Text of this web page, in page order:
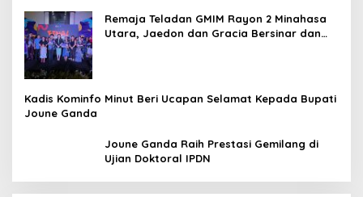
Remaja Teladan GMIM Rayon 2 Minahasa
Utara, Jaedon dan Gracia Bersinar dan
Kadis Kominfo Minut Beri Ucapan Selamat Kepada Bupati
Joune Ganda
Joune Ganda Raih Prestasi Gemilang di
Ujian Doktoral IPDN